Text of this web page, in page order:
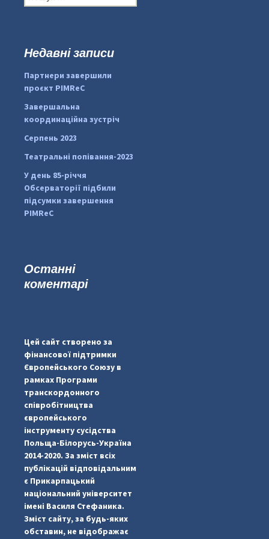
#PipIvanToday
pimrec_project
о
:Недавні записи
Партнери завершили
проєкт PIMReC
Завершальна
координаційна зустріч
Серпень 2023
Театральні попівання-2023
У день 85-річчя
Обсерваторії підбили
підсумки завершення
PIMReC
Останні
коментарі
Цей сайт створено за
фінансової підтримки
Європейського Союзу в
рамках Програми
транскордонного
співробітництва
європейського
інструменту сусідства
Польща-Білорусь-Україна
2014-2020. За зміст всіх
публікацій відповідальним
є Прикарпацький
національний університет
імені Василя Стефаника.
Зміст сайту, за будь-яких
обставин, не відображає